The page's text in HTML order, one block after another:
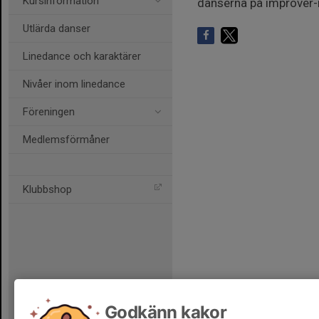
Utlärda danser
Linedance och karaktärer
Nivåer inom linedance
Föreningen
Medlemsförmåner
Klubbshop
danserna på improver-
Godkänn kakor